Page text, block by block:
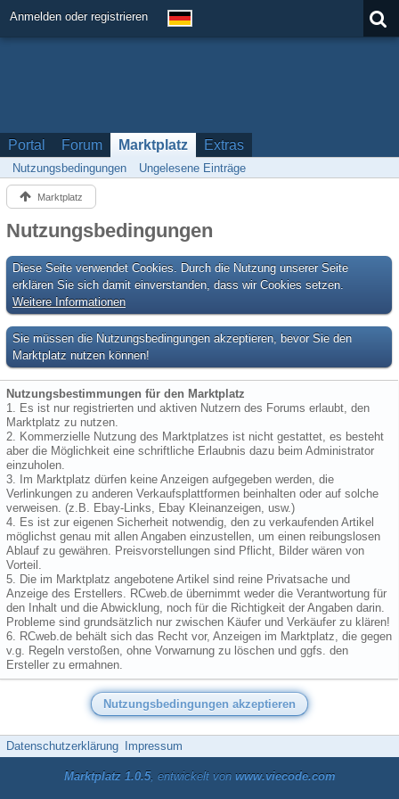
Anmelden oder registrieren
Portal Forum Marktplatz Extras
Nutzungsbedingungen Ungelesene Einträge
Marktplatz
Nutzungsbedingungen
Diese Seite verwendet Cookies. Durch die Nutzung unserer Seite
erklären Sie sich damit einverstanden, dass wir Cookies setzen.
Weitere Informationen
Sie müssen die Nutzungsbedingungen akzeptieren, bevor Sie den
Marktplatz nutzen können!
Nutzungsbestimmungen für den Marktplatz
1. Es ist nur registrierten und aktiven Nutzern des Forums erlaubt, den
Marktplatz zu nutzen.
2. Kommerzielle Nutzung des Marktplatzes ist nicht gestattet, es besteht
aber die Möglichkeit eine schriftliche Erlaubnis dazu beim Administrator
einzuholen.
3. Im Marktplatz dürfen keine Anzeigen aufgegeben werden, die
Verlinkungen zu anderen Verkaufsplattformen beinhalten oder auf solche
verweisen. (z.B. Ebay-Links, Ebay Kleinanzeigen, usw.)
4. Es ist zur eigenen Sicherheit notwendig, den zu verkaufenden Artikel
möglichst genau mit allen Angaben einzustellen, um einen reibungslosen
Ablauf zu gewähren. Preisvorstellungen sind Pflicht, Bilder wären von
Vorteil.
5. Die im Marktplatz angebotene Artikel sind reine Privatsache und
Anzeige des Erstellers. RCweb.de übernimmt weder die Verantwortung für
den Inhalt und die Abwicklung, noch für die Richtigkeit der Angaben darin.
Probleme sind grundsätzlich nur zwischen Käufer und Verkäufer zu klären!
6. RCweb.de behält sich das Recht vor, Anzeigen im Marktplatz, die gegen
v.g. Regeln verstoßen, ohne Vorwarnung zu löschen und ggfs. den
Ersteller zu ermahnen.
Datenschutzerklärung Impressum
Marktplatz 1.0.5, entwickelt von www.viecode.com